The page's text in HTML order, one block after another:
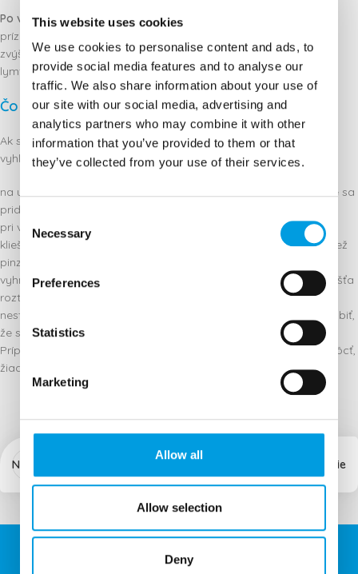
This website uses cookies
We use cookies to personalise content and ads, to
provide social media features and to analyse our
traffic. We also share information about your use of
our site with our social media, advertising and
analytics partners who may combine it with other
information that you’ve provided to them or that
they’ve collected from your use of their services.
Consent
Selection
Necessary
Preferences
Statistics
Marketing
Allow all
Allow selection
Deny
Po vybratí kliešťa ranu ešte niekoľko dní sledujte
príznaky, ako je začervenanie, opuch, bolesť alebo zápal rany,
zvýšená teplota, bolesti hlavy, bolesť kĺbov alebo zväčšené
lymfatické uzliny, urýchlene vyhľadajte lekára.
Čo nerobiť pri vyberaní kliešťa?
Ak sa chystáte vytiahnuť kliešťa, dajte si pozor na to, aby ste sa
vyhli týmto krokom:
na udusenie kliešťa nepoužívajte masť, olej alebo mydlo – môže sa
pridusiť a vypustiť nasatú krv naspäť do rany;
pri vyberaní ho nekrúťte v smere hodinových ručičiek;
kliešťa nevyberajte holými rukami, použite gumené rukavice a tiež
pinzetu;
vyhnite sa rýchlemu a prudkému vyberaniu, pretože môžete kliešťa
roztrhnúť;
nestláčajte mu bruško, pretože ho môžete rozpučiť alebo spôsobiť,
že sa jeho vnútornosti uvoľnia do rany.
Prípravky a pomôcky, ktoré vám môžu pri vyberaní kliešťa pomôcť,
žiadajte vo svojej
Novšie Staršie